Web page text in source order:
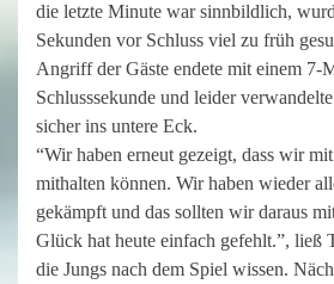
die letzte Minute war sinnbildlich,
Sekunden vor Schluss viel zu früh
Angriff der Gäste endete mit einem 7-
Schlusssekunde und leider
sicher ins untere Eck.
“Wir haben erneut gezeigt, dass wir
mithalten können. Wir haben wieder
gekämpft und das sollten wir daraus
Glück hat heute einfach gefehlt.”, ließ
die Jungs nach dem Spiel wissen.